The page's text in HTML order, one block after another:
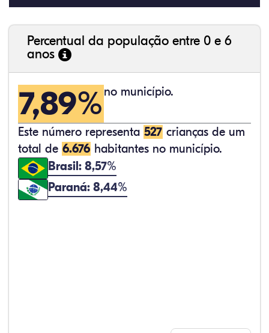
Percentual da população entre 0 e 6
anos
7,89% no município.
Este número representa 527 crianças de um
total de 6.676 habitantes no município.
Brasil: 8,57%
Paraná: 8,44%